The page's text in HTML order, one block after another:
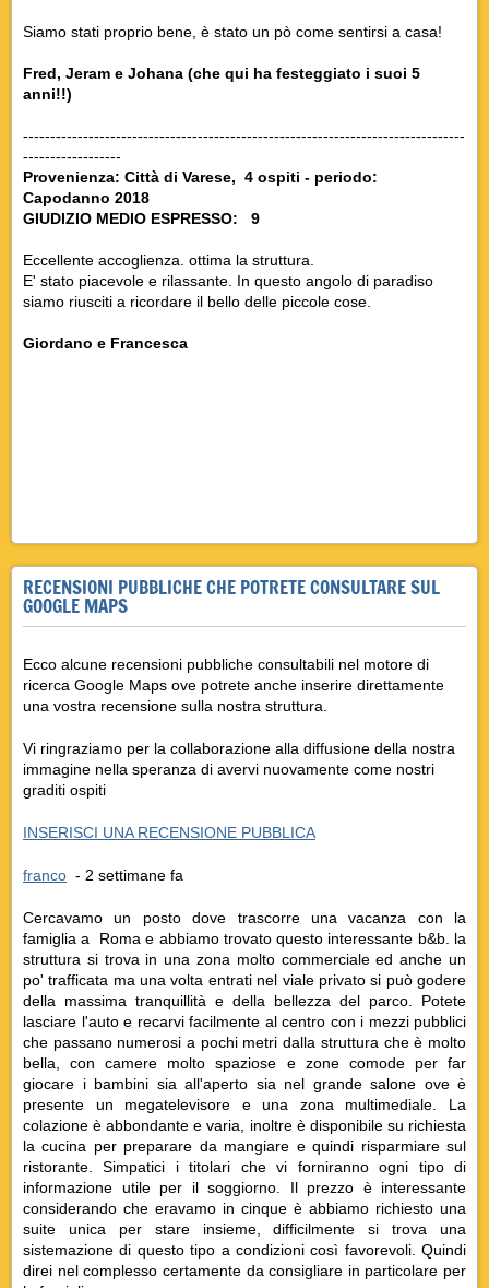
Siamo stati proprio bene, è stato un pò come sentirsi a casa!
Fred, Jeram e Johana (che qui ha festeggiato i suoi 5
anni!!)
---------------------------------------------------------------------------------
------------------
Provenienza: Città di Varese, 4 ospiti - periodo:
Capodanno 2018
GIUDIZIO MEDIO ESPRESSO: 9
Eccellente accoglienza. ottima la struttura.
E' stato piacevole e rilassante. In questo angolo di paradiso
siamo riusciti a ricordare il bello delle piccole cose
Giordano e Francesca
RECENSIONI PUBBLICHE CHE POTRETE CONSULTARE SUL
GOOGLE MAPS
Ecco alcune recensioni pubbliche consultabili nel motore di
ricerca Google Maps ove potrete anche inserire direttamente
una vostra recensione sulla nostra struttura.
Vi ringraziamo per la collaborazione alla diffusione della nostra
immagine nella speranza di avervi nuovamente come nostri
graditi ospiti
INSERISCI UNA RECENSIONE PUBBLICA
franco ‎ - 2 settimane fa
Cercavamo un posto dove trascorre una vacanza con la
famiglia a Roma e abbiamo trovato questo interessante b&b. la
struttura si trova in una zona molto commerciale ed anche un
po' trafficata ma una volta entrati nel viale privato si può godere
della massima tranquillità e della bellezza del parco. Potete
lasciare l'auto e recarvi facilmente al centro con i mezzi pubblici
che passano numerosi a pochi metri dalla struttura che è molto
bella, con camere molto spaziose e zone comode per far
giocare i bambini sia all'aperto sia nel grande salone ove è
presente un megatelevisore e una zona multimediale. La
colazione è abbondante e varia, inoltre è disponibile su richiesta
la cucina per preparare da mangiare e quindi risparmiare sul
ristorante. Simpatici i titolari che vi forniranno ogni tipo di
informazione utile per il soggiorno. Il prezzo è interessante
considerando che eravamo in cinque è abbiamo richiesto una
suite unica per stare insieme, difficilmente si trova una
sistemazione di questo tipo a condizioni così favorevoli. Quindi
direi nel complesso certamente da consigliare in particolare per